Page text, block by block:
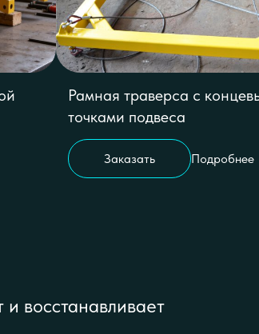
Рамная траверса с
точками подвеса
Заказать Подробнее
восстанавливает